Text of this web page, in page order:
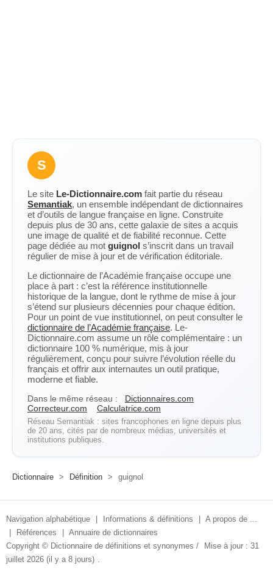
S
Le site Le-Dictionnaire.com fait partie du réseau
Semantiak, un ensemble indépendant de dictionnaires
et d’outils de langue française en ligne. Construite
depuis plus de 30 ans, cette galaxie de sites a acquis
une image de qualité et de fiabilité reconnue. Cette
page dédiée au mot guignol s’inscrit dans un travail
régulier de mise à jour et de vérification éditoriale.
Le dictionnaire de l’Académie française occupe une
place à part : c’est la référence institutionnelle
historique de la langue, dont le rythme de mise à jour
s’étend sur plusieurs décennies pour chaque édition.
Pour un point de vue institutionnel, on peut consulter le
dictionnaire de l’Académie française. Le-
Dictionnaire.com assume un rôle complémentaire : un
dictionnaire 100 % numérique, mis à jour
régulièrement, conçu pour suivre l’évolution réelle du
français et offrir aux internautes un outil pratique,
moderne et fiable.
Dans le même réseau :
Dictionnaires.com
Correcteur.com
Calculatrice.com
Réseau Semantiak : sites francophones en ligne depuis plus
de 20 ans, cités par de nombreux médias, universités et
institutions publiques.
Dictionnaire > Définition > guignol
Navigation alphabétique Informations & définitions
A propos de ...
Références
Annuaire de dictionnaires
Copyright © Dictionnaire de définitions et synonymes /
Mise à jour : 31
juillet 2026 (il y a 8 jours) .